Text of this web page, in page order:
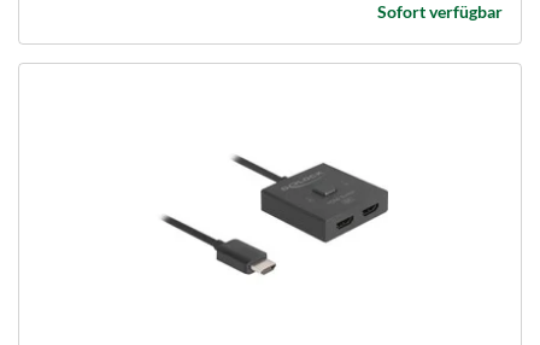
Sofort verfügbar